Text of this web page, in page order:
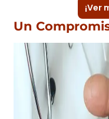
¡Ver
Un